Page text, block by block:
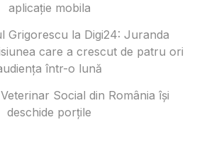
aplicație mobila
Grigorescu la Digi24: Juranda
care a crescut de patru ori
într-o lună
Social din România își
deschide porțile